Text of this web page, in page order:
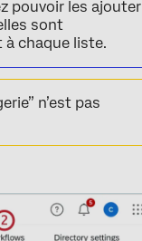
pouvoir les ajouter
sont
à chaque liste.
n’est pas